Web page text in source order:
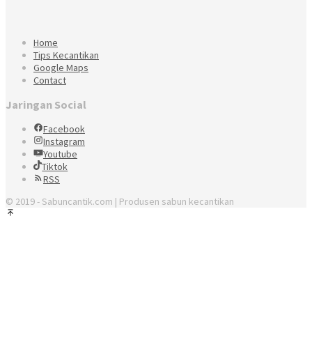
Home
Tips Kecantikan
Google Maps
Contact
Jaringan Social
Facebook
Instagram
Youtube
Tiktok
RSS
© 2019 - Sabuncantik.com | Produsen sabun kecantikan